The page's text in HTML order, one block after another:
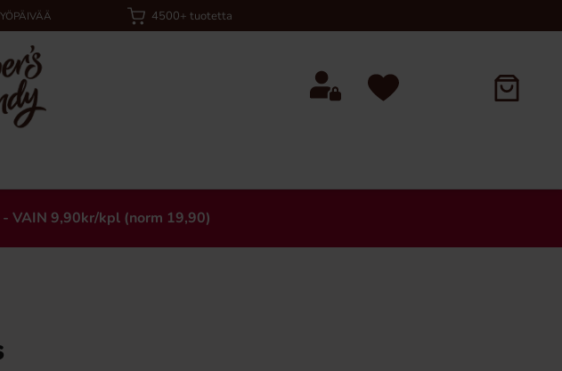
4500+ tuotetta
- VAIN 9,90kr/kpl (norm 19,90)